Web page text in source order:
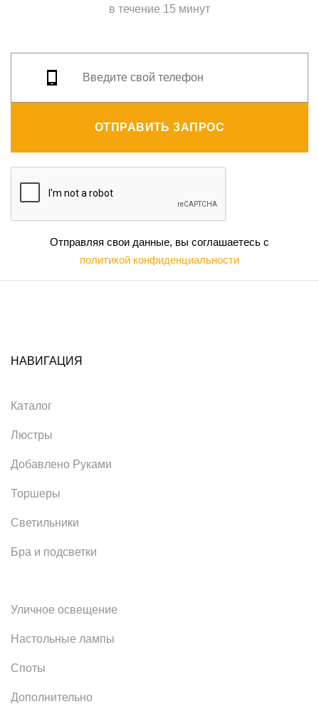
в течение 15 минут
ОТПРАВИТЬ ЗАПРОС
Отправляя свои данные, вы соглашаетесь с
политикой конфиденциальности
НАВИГАЦИЯ
Каталог
Люстры
Добавлено Руками
Торшеры
Светильники
Бра и подсветки
Уличное освещение
Настольные лампы
Споты
Дополнительно